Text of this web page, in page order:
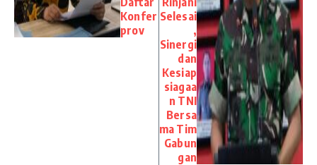
Konfer
prov
Selesai
,
Sinergi
dan
Kesiap
siagaa
n TNI
Bersa
ma Tim
Gabun
gan